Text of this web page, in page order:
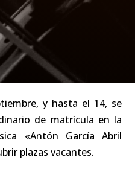
y hasta el 14, se
de matrícula en la
«Antón García Abril
plazas vacantes.